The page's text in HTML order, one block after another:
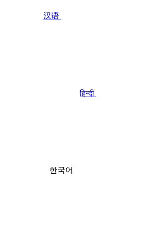
汉语
हिन्दी
한국어